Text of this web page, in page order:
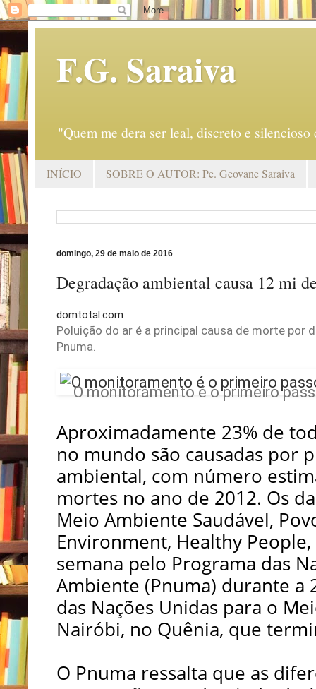
F.G. Saraiva
"Quem me dera ser leal, discreto e
INÍCIO SOBRE O AUTOR: Pe. Geovane Saraiva
domingo, 29 de maio de 2016
Degradação ambiental causa 12 mi
domtotal.com
Poluição do ar é a principal causa de morte por
Pnuma.
O monitoramento é o primeiro
Aproximadamente 23% de
no mundo são causadas por
ambiental, com número
mortes no ano de 2012. Os
Meio Ambiente Saudável,
Environment, Healthy
semana pelo Programa das
Ambiente (Pnuma) durante a
das Nações Unidas para o
Nairóbi, no Quênia, que
O Pnuma ressalta que as